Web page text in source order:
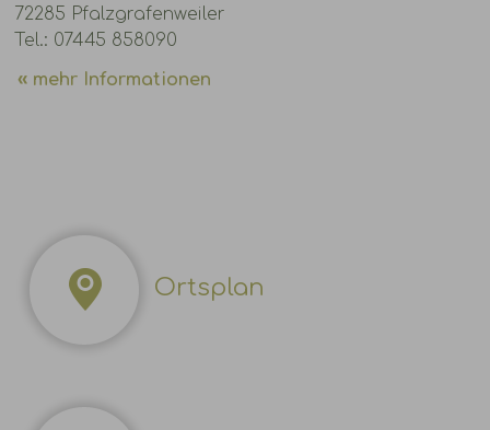
72285 Pfalzgrafenweiler
Tel.: 07445 858090
mehr Informationen
Ortsplan